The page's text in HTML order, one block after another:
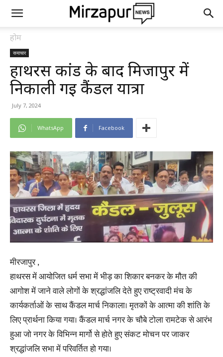
होम
समाचार
हाथरस कांड के बाद मिर्जापुर में
निकाली गई कैंडल यात्रा
July 7, 2024
WhatsApp Facebook
मीरजापुर ,
हाथरस में आयोजित धर्म सभा में भीड़ का शिकार बनकर के मौत की
आगोश में जाने वाले लोगों के श्रद्धांजलि देते हुए राष्ट्रवादी मंच के
कार्यकर्ताओं के साथ कैंडल मार्च निकाला। मृतकों के आत्मा की शांति के
लिए प्रार्थना किया गया। कैंडल मार्च नगर के चौबे टोला रामटेक से आरंभ
हुआ जो नगर के विभिन्न मार्गो से होते हुए संकट मोचन पर जाकर
श्रद्धांजलि सभा में परिवर्तित हो गया।